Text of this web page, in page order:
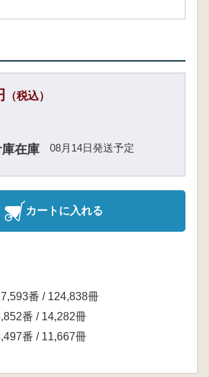
（税込）
在庫
08月14日発送予定
カートに入れる
番 / 124,838冊
番 / 14,282冊
番 / 11,667冊